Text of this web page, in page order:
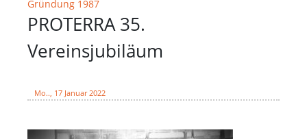
Gründung 1987
PROTERRA 35.
Vereinsjubiläum
Mo.., 17 Januar 2022